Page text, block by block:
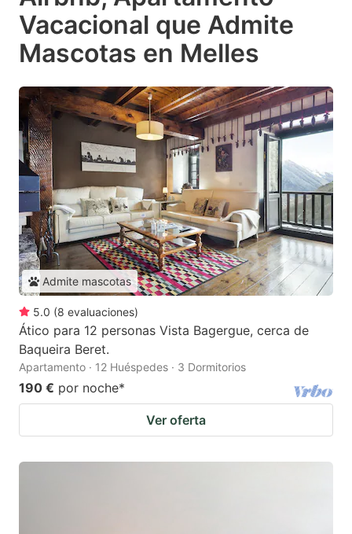
Vacacional que Admite
Mascotas en Melles
Admite mascotas
5.0 (8 evaluaciones)
Ático para 12 personas Vista Bagergue, cerca de
Baqueira Beret.
Apartamento · 12 Huéspedes · 3 Dormitorios
190 € por noche*
Ver oferta